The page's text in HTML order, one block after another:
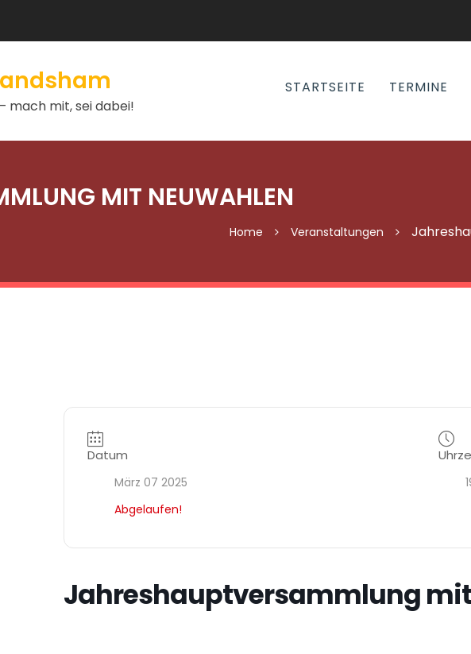
mach mit, sei dabei!
STARTSEITE TERMINE
MIT NEUWAHLEN
Home Veranstaltungen
Datum
März 07 2025
Abgelaufen!
Jahreshauptversammlung